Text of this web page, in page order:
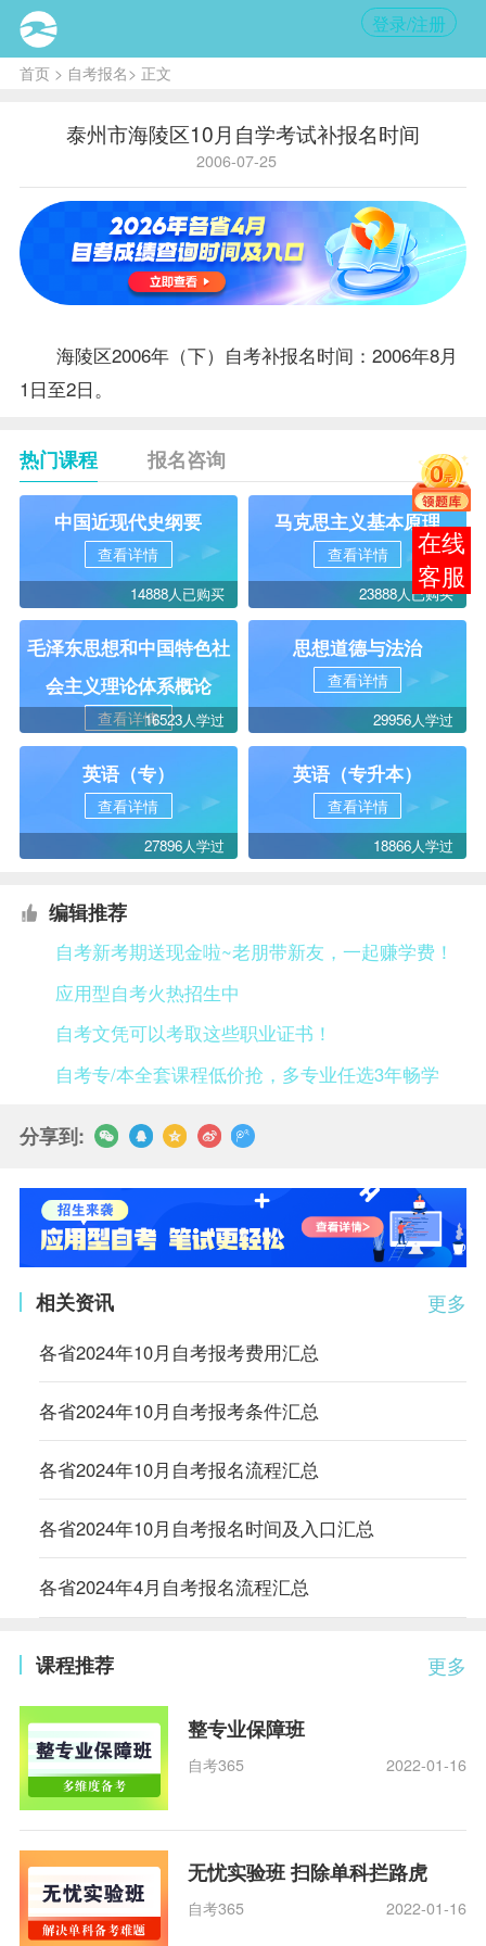
登录/注册
首页> 自考报名> 正文
泰州市海陵区10月自学考试补报名时间
2006-07-25
海陵区2006年（下）自考补报名时间：2006年8月
1日至2日。
热门课程 报名咨询
中国近现代史纲要
查看详情
14888人已购买
马克思主义基本原理
查看详情
23888人已购买
毛泽东思想和中国特色社
会主义理论体系概论
查看详情16523人学过
思想道德与法治
查看详情
29956人学过
英语（专）
查看详情
27896人学过
英语（专升本）
查看详情
18866人学过
编辑推荐
自考新考期送现金啦~老朋带新友，一起赚学费！
应用型自考火热招生中
自考文凭可以考取这些职业证书！
自考专/本全套课程低价抢，多专业任选3年畅学
分享到:
更多
相关资讯
各省2024年10月自考报考费用汇总
各省2024年10月自考报考条件汇总
各省2024年10月自考报名流程汇总
各省2024年10月自考报名时间及入口汇总
各省2024年4月自考报名流程汇总
更多
课程推荐
整专业保障班
自考365 2022-01-16
无忧实验班 扫除单科拦路虎
自考365 2022-01-16
在线
客服